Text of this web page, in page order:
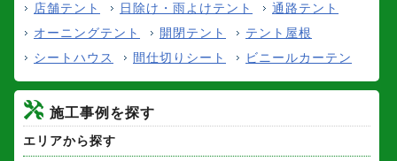
店舗テント 日除け・雨よけテント
通路テント
オーニングテント
開閉テント
テント屋根
シートハウス
間仕切りシート ビニールカーテン
施工事例を探す
エリアから探す